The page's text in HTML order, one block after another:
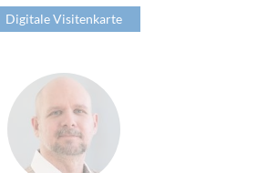
Digitale Visitenkarte